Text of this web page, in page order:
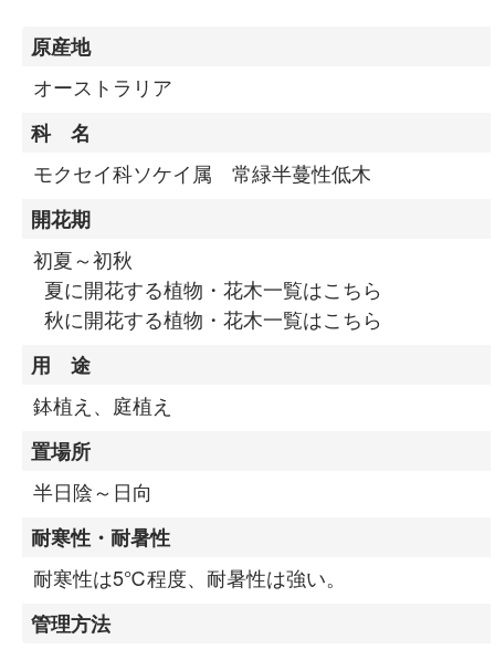
原産地
オーストラリア
科 名
モクセイ科ソケイ属 常緑半蔓性低木
開花期
初夏～初秋
夏に開花する植物・花木一覧はこちら
秋に開花する植物・花木一覧はこちら
用 途
鉢植え、庭植え
置場所
半日陰～日向
耐寒性・耐暑性
耐寒性は5℃程度、耐暑性は強い。
管理方法